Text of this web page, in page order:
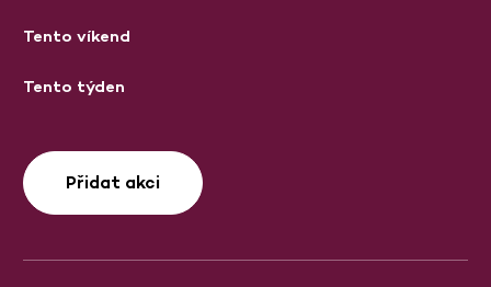
Tento víkend
Tento týden
Přidat akci